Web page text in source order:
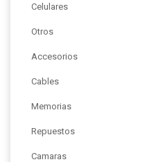
Celulares
Otros
Accesorios
Cables
Memorias
Repuestos
Camaras